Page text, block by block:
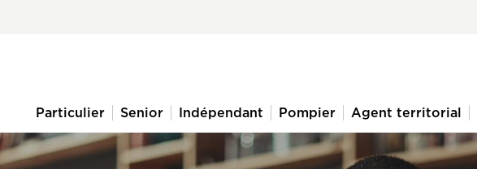
Navigation
principale
Particulier Senior Indépendant Pompier Agent territorial